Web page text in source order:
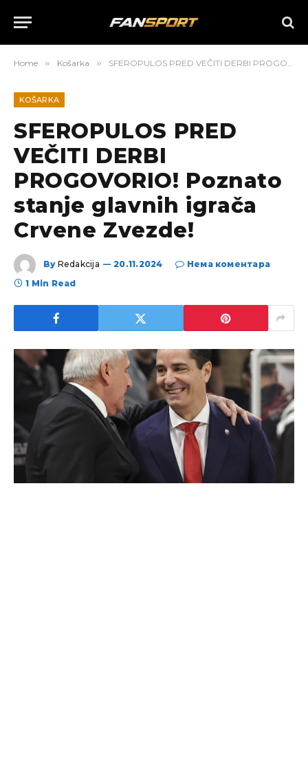
Home » Košarka » SFEROPULOS PRED VEČITI DERBI PROGOVORIO! Poznato stanje glavnih igrača Crvene Zvezde!
KOŠARKA
SFEROPULOS PRED
VEČITI DERBI
PROGOVORIO! Poznato
stanje glavnih igrača
Crvene Zvezde!
By Redakcija 20.11.2024
Нема коментара
1 Min Read